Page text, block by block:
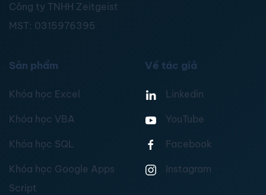
Công ty TNHH Zeitgeist
MST: 0315976395
Sản phẩm
Khóa học Excel
Khóa học VBA
Khóa học SQL
Khóa học Google Apps
Script
Về tác giả
Linkedin
YouTube
Facebook
Instagram